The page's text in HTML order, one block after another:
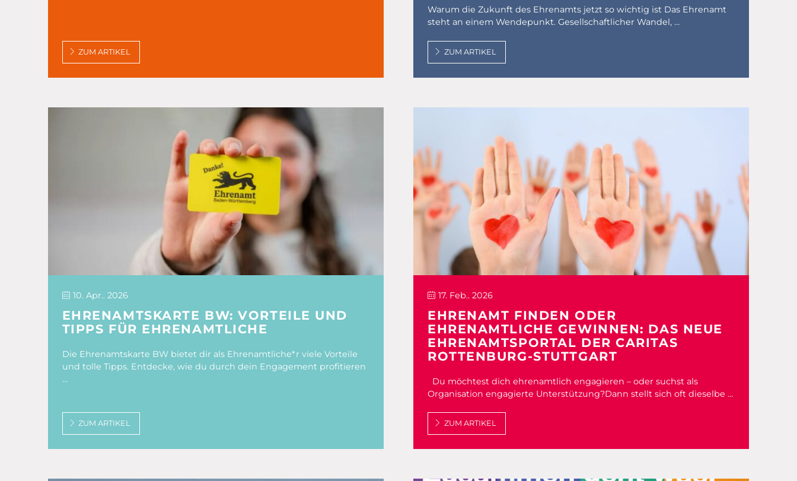
ZUM ARTIKEL
Warum die Zukunft des Ehrenamts jetzt so wichtig ist Das Ehrenamt
steht an einem Wendepunkt. Gesellschaftlicher Wandel, …
ZUM ARTIKEL
10. Apr.. 2026
EHRENAMTSKARTE BW: VORTEILE UND
TIPPS FÜR EHRENAMTLICHE
Die Ehrenamtskarte BW bietet dir als Ehrenamtliche*r viele Vorteile
und tolle Tipps. Entdecke, wie du durch dein Engagement profitieren
…
ZUM ARTIKEL
17. Feb.. 2026
EHRENAMT FINDEN ODER
EHRENAMTLICHE GEWINNEN: DAS NEUE
EHRENAMTSPORTAL DER CARITAS
ROTTENBURG-STUTTGART
Du möchtest dich ehrenamtlich engagieren – oder suchst als
Organisation engagierte Unterstützung?Dann stellt sich oft dieselbe …
ZUM ARTIKEL